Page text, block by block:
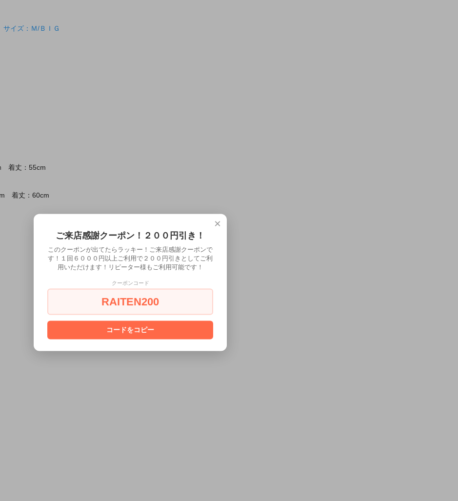
イズ：Ｍ/ＢＩＧ
着丈：55cm
着丈：60cm
×
ご来店感謝クーポン！２００円引き！
このクーポンが出てたらラッキー！ご来店感謝クーポンで
す！１回６０００円以上ご利用で２００円引きとしてご利
用いただけます！リピーター様もご利用可能です！
クーポンコード
RAITEN200
コードをコピー